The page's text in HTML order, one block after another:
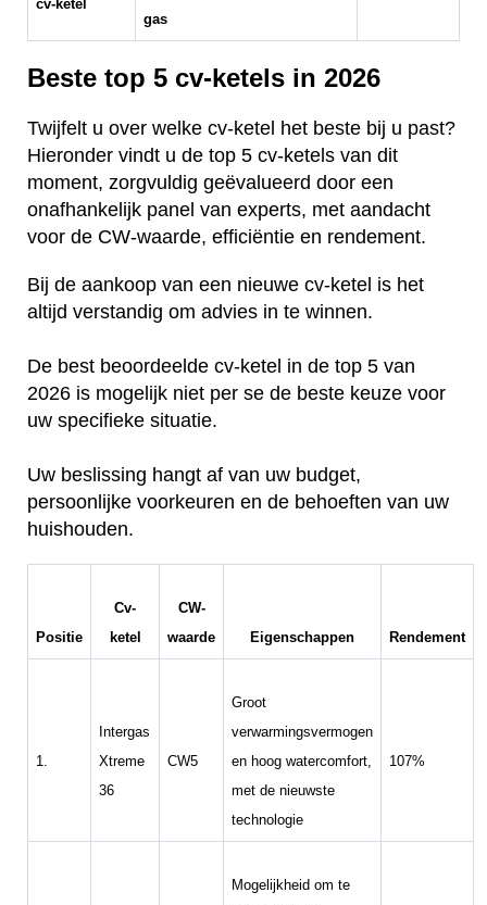
cv-ketel
gas
Beste top 5 cv-ketels in 2026
Twijfelt u over welke cv-ketel het beste bij u past?
Hieronder vindt u de top 5 cv-ketels van dit
moment, zorgvuldig geëvalueerd door een
onafhankelijk panel van experts, met aandacht
voor de CW-waarde, efficiëntie en rendement.
Bij de aankoop van een nieuwe cv-ketel is het
altijd verstandig om advies in te winnen.
De best beoordeelde cv-ketel in de top 5 van
2026 is mogelijk niet per se de beste keuze voor
uw specifieke situatie.
Uw beslissing hangt af van uw budget,
persoonlijke voorkeuren en de behoeften van uw
huishouden.
Positie
Cv-
ketel
CW-
waarde
Eigenschappen Rendement
1.
Intergas
Xtreme
36
CW5
Groot
verwarmingsvermogen
en hoog watercomfort,
met de nieuwste
technologie
107%
Mogelijkheid om te